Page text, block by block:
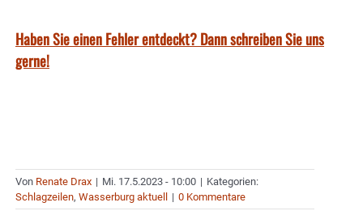
Haben Sie einen Fehler entdeckt? Dann schreiben Sie uns
gerne!
Von Renate Drax | Mi. 17.5.2023 - 10:00 | Kategorien:
Schlagzeilen, Wasserburg aktuell | 0 Kommentare